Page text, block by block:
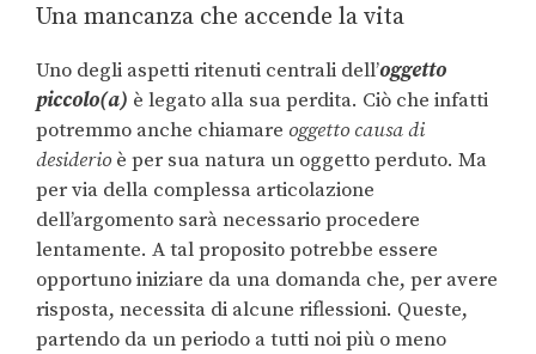
Una mancanza che accende la vita
Uno degli aspetti ritenuti centrali dell’oggetto
piccolo(a) è legato alla sua perdita. Ciò che infatti
potremmo anche chiamare oggetto causa di
desiderio è per sua natura un oggetto perduto. Ma
per via della complessa articolazione
dell’argomento sarà necessario procedere
lentamente. A tal proposito potrebbe essere
opportuno iniziare da una domanda che, per avere
risposta, necessita di alcune riflessioni. Queste,
partendo da un periodo a tutti noi più o meno